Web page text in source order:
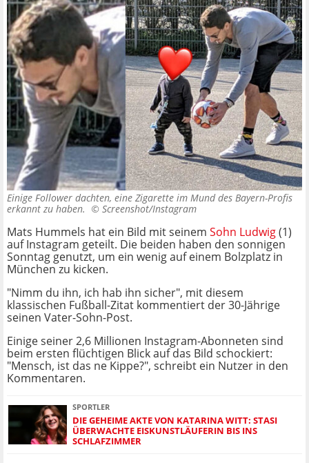
Einige Follower dachten, eine Zigarette im Mund des Bayern-Profis
erkannt zu haben. © Screenshot/Instagram
Mats Hummels hat ein Bild mit seinem Sohn Ludwig(1)
auf Instagram geteilt. Die beiden haben den sonnigen
Sonntag genutzt, um ein wenig auf einem Bolzplatz in
München zu kicken.
"Nimm du ihn, ich hab ihn sicher", mit diesem
klassischen Fußball-Zitat kommentiert der 30-Jährige
seinen Vater-Sohn-Post.
Einige seiner 2,6 Millionen Instagram-Abonneten sind
beim ersten flüchtigen Blick auf das Bild schockiert:
"Mensch, ist das ne Kippe?", schreibt ein Nutzer in den
Kommentaren.
SPORTLER
DIE GEHEIME AKTE VON KATARINA WITT: STASI
ÜBERWACHTE EISKUNSTLÄUFERIN BIS INS
SCHLAFZIMMER